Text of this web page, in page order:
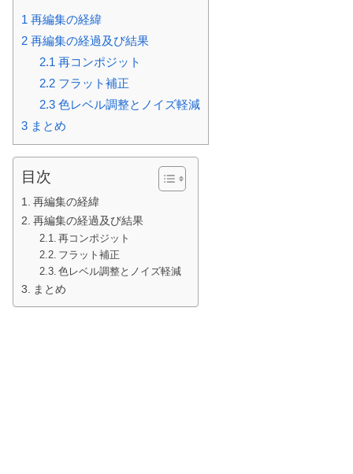
1 再編集の経緯
2 再編集の経過及び結果
2.1 再コンポジット
2.2フラット補正
2.3色レベル調整とノイズ軽減
3 まとめ
目次
再編集の経緯
再編集の経過及び結果
再コンポジット
フラット補正
色レベル調整とノイズ軽減
まとめ